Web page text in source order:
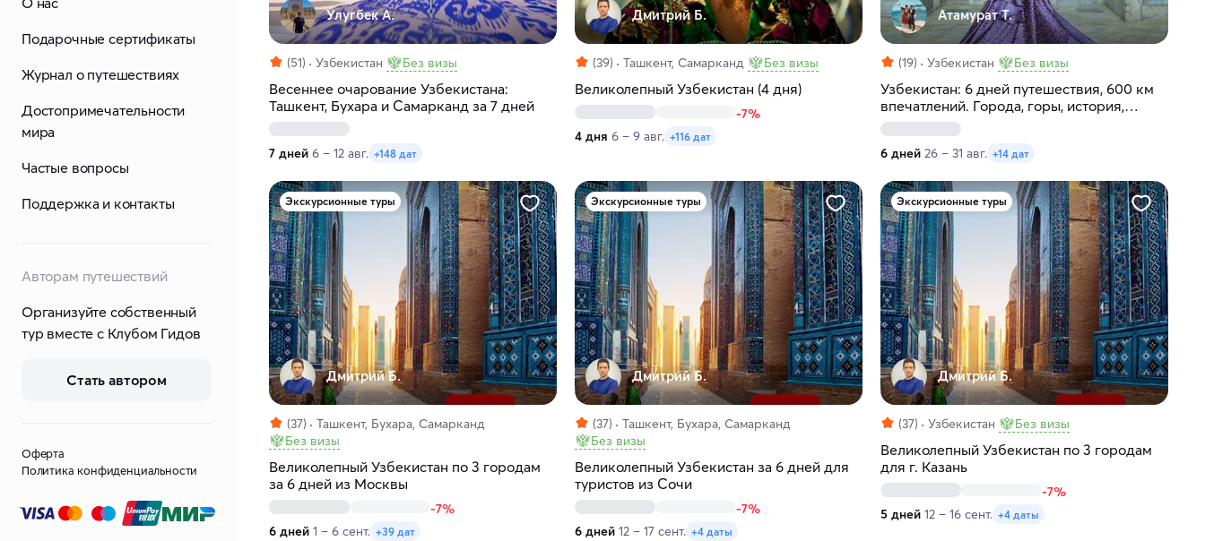
Подарочные сертификаты
Журнал о путешествиях
Достопримечательности
мира
Частые вопросы
Поддержка и контакты
Авторам путешествий
Организуйте собственный
тур вместе с Клубом Гидов
Стать автором
Оферта
Политика конфиденциальности
Улугбек А.
(51) Узбекистан Без визы
Весеннее очарование Узбекистана:
Ташкент, Бухара и Самарканд за 7 дней
7 дней 6 – 12 авг. +148 дат
Дмитрий Б.
(39) Ташкент, Самарканд Без визы
Великолепный Узбекистан (4 дня)
-7%
4 дня 6 – 9 авг. +116 дат
Атамурат Т.
(19) Узбекистан Без визы
Узбекистан: 6 дней путешествия, 600 км
впечатлений. Города, горы, история,
традиции и кухня востока
6 дней 26 – 31 авг. +14 дат
Экскурсионные туры
Дмитрий Б.
(37)
Ташкент, Бухара, Самарканд
Без визы
Великолепный Узбекистан по 3 городам
за 6 дней из Москвы
-7%
6 дней 1 – 6 сент. +39 дат
Экскурсионные туры
Дмитрий Б.
(37)
Ташкент, Бухара, Самарканд
Без визы
Великолепный Узбекистан за 6 дней для
туристов из Сочи
-7%
6 дней 12 – 17 сент. +4 даты
Экскурсионные туры
Дмитрий Б.
(37) Узбекистан Без визы
Великолепный Узбекистан по 3 городам
для г. Казань
-7%
5 дней 12 – 16 сент. +4 даты